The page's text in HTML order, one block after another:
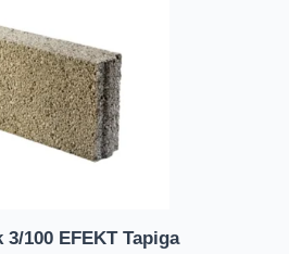
100 EFEKT Tapiga